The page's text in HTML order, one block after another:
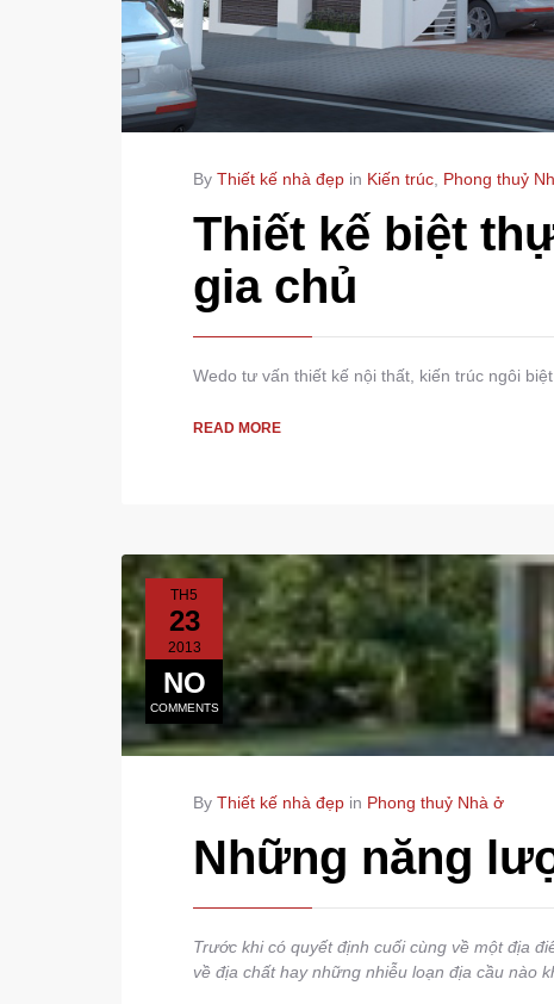
By Thiết kế nhà đẹp in Kiến trúc, Phong thuỷ
Thiết kế biệt
gia chủ
Wedo tư vấn thiết kế nội thất, kiến trúc ngôi
READ MORE
TH5
23
2013
NO
COMMENTS
By Thiết kế nhà đẹp in Phong thuỷ Nhà ở
Những năng
Trước khi có quyết định cuối cùng về một địa
về địa chất hay những nhiễu loạn địa cầu nào